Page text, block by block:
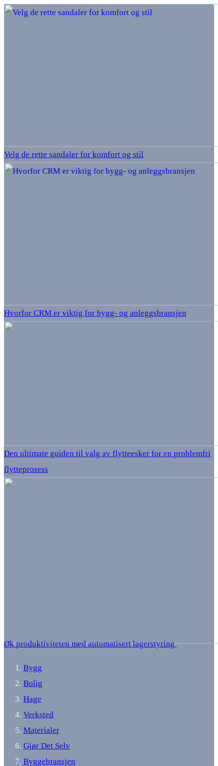
Velg de rette sandaler for komfort og stil
Hvorfor CRM er viktig for bygg- og anleggsbransjen
Den ultimate guiden til valg av flytteesker for en problemfri
flytteprosess
Øk produktiviteten med automatisert lagerstyring
Bygg
Bolig
Hage
Verksted
Materialer
Gjør Det Selv
Byggebransjen